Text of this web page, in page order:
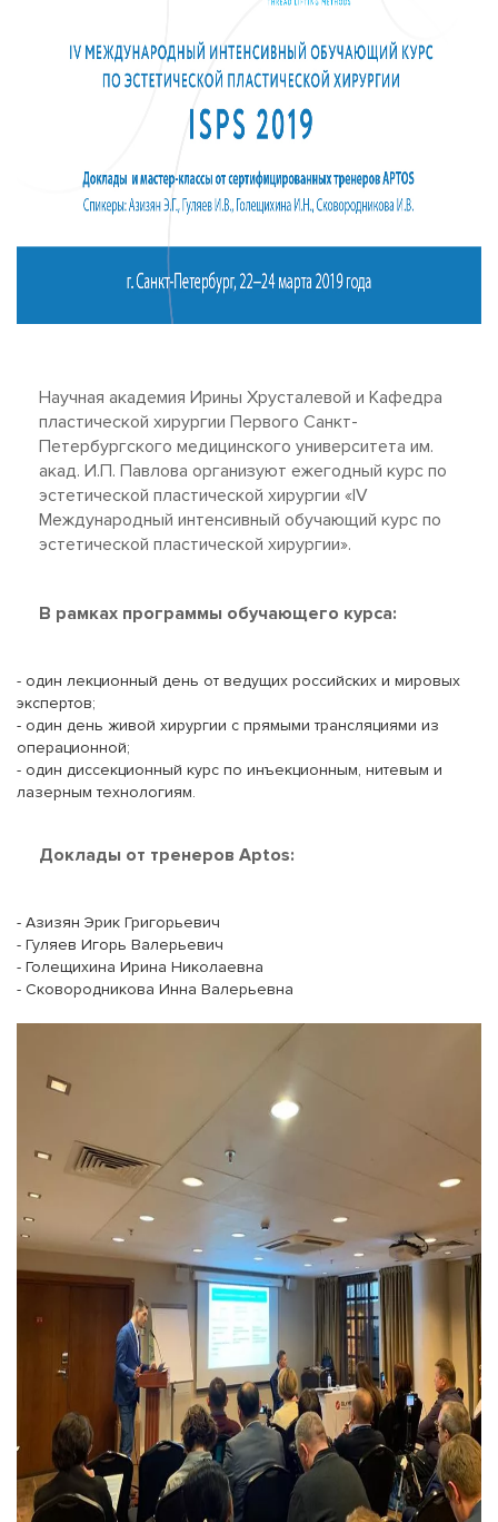
Научная академия Ирины Хрусталевой и Кафедра
пластической хирургии Первого Санкт-
Петербургского медицинского университета им.
акад. И.П. Павлова организуют ежегодный курс по
эстетической пластической хирургии «IV
Международный интенсивный обучающий курс по
эстетической пластической хирургии».
В рамках программы обучающего курса:
- один лекционный день от ведущих российских и мировых
экспертов;
- один день живой хирургии с прямыми трансляциями из
операционной;
- один диссекционный курс по инъекционным, нитевым и
лазерным технологиям.
Доклады от тренеров Aptos:
- Азизян Эрик Григорьевич
- Гуляев Игорь Валерьевич
- Голещихина Ирина Николаевна
- Сковородникова Инна Валерьевна